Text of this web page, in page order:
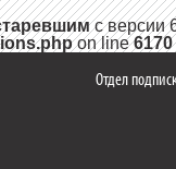
с версии
on line6170
Отдел